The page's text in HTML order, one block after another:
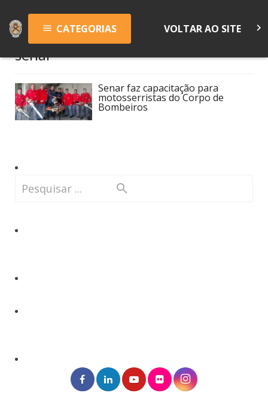
menu CATEGORIAS VOLTAR AO SITE keyboard_arrow_right
senar
Senar faz capacitação para
motosserristas do Corpo de
Bombeiros